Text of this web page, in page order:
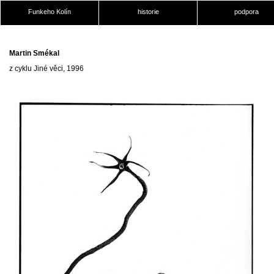
Funkeho Kolín historie podpora
Martin Smékal
z cyklu Jiné věci, 1996